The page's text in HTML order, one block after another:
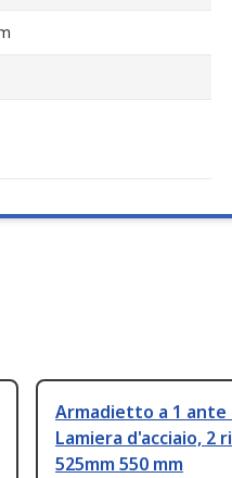
Armadietto a 1
Lamiera d'acciaio, 2
525mm 550 mm